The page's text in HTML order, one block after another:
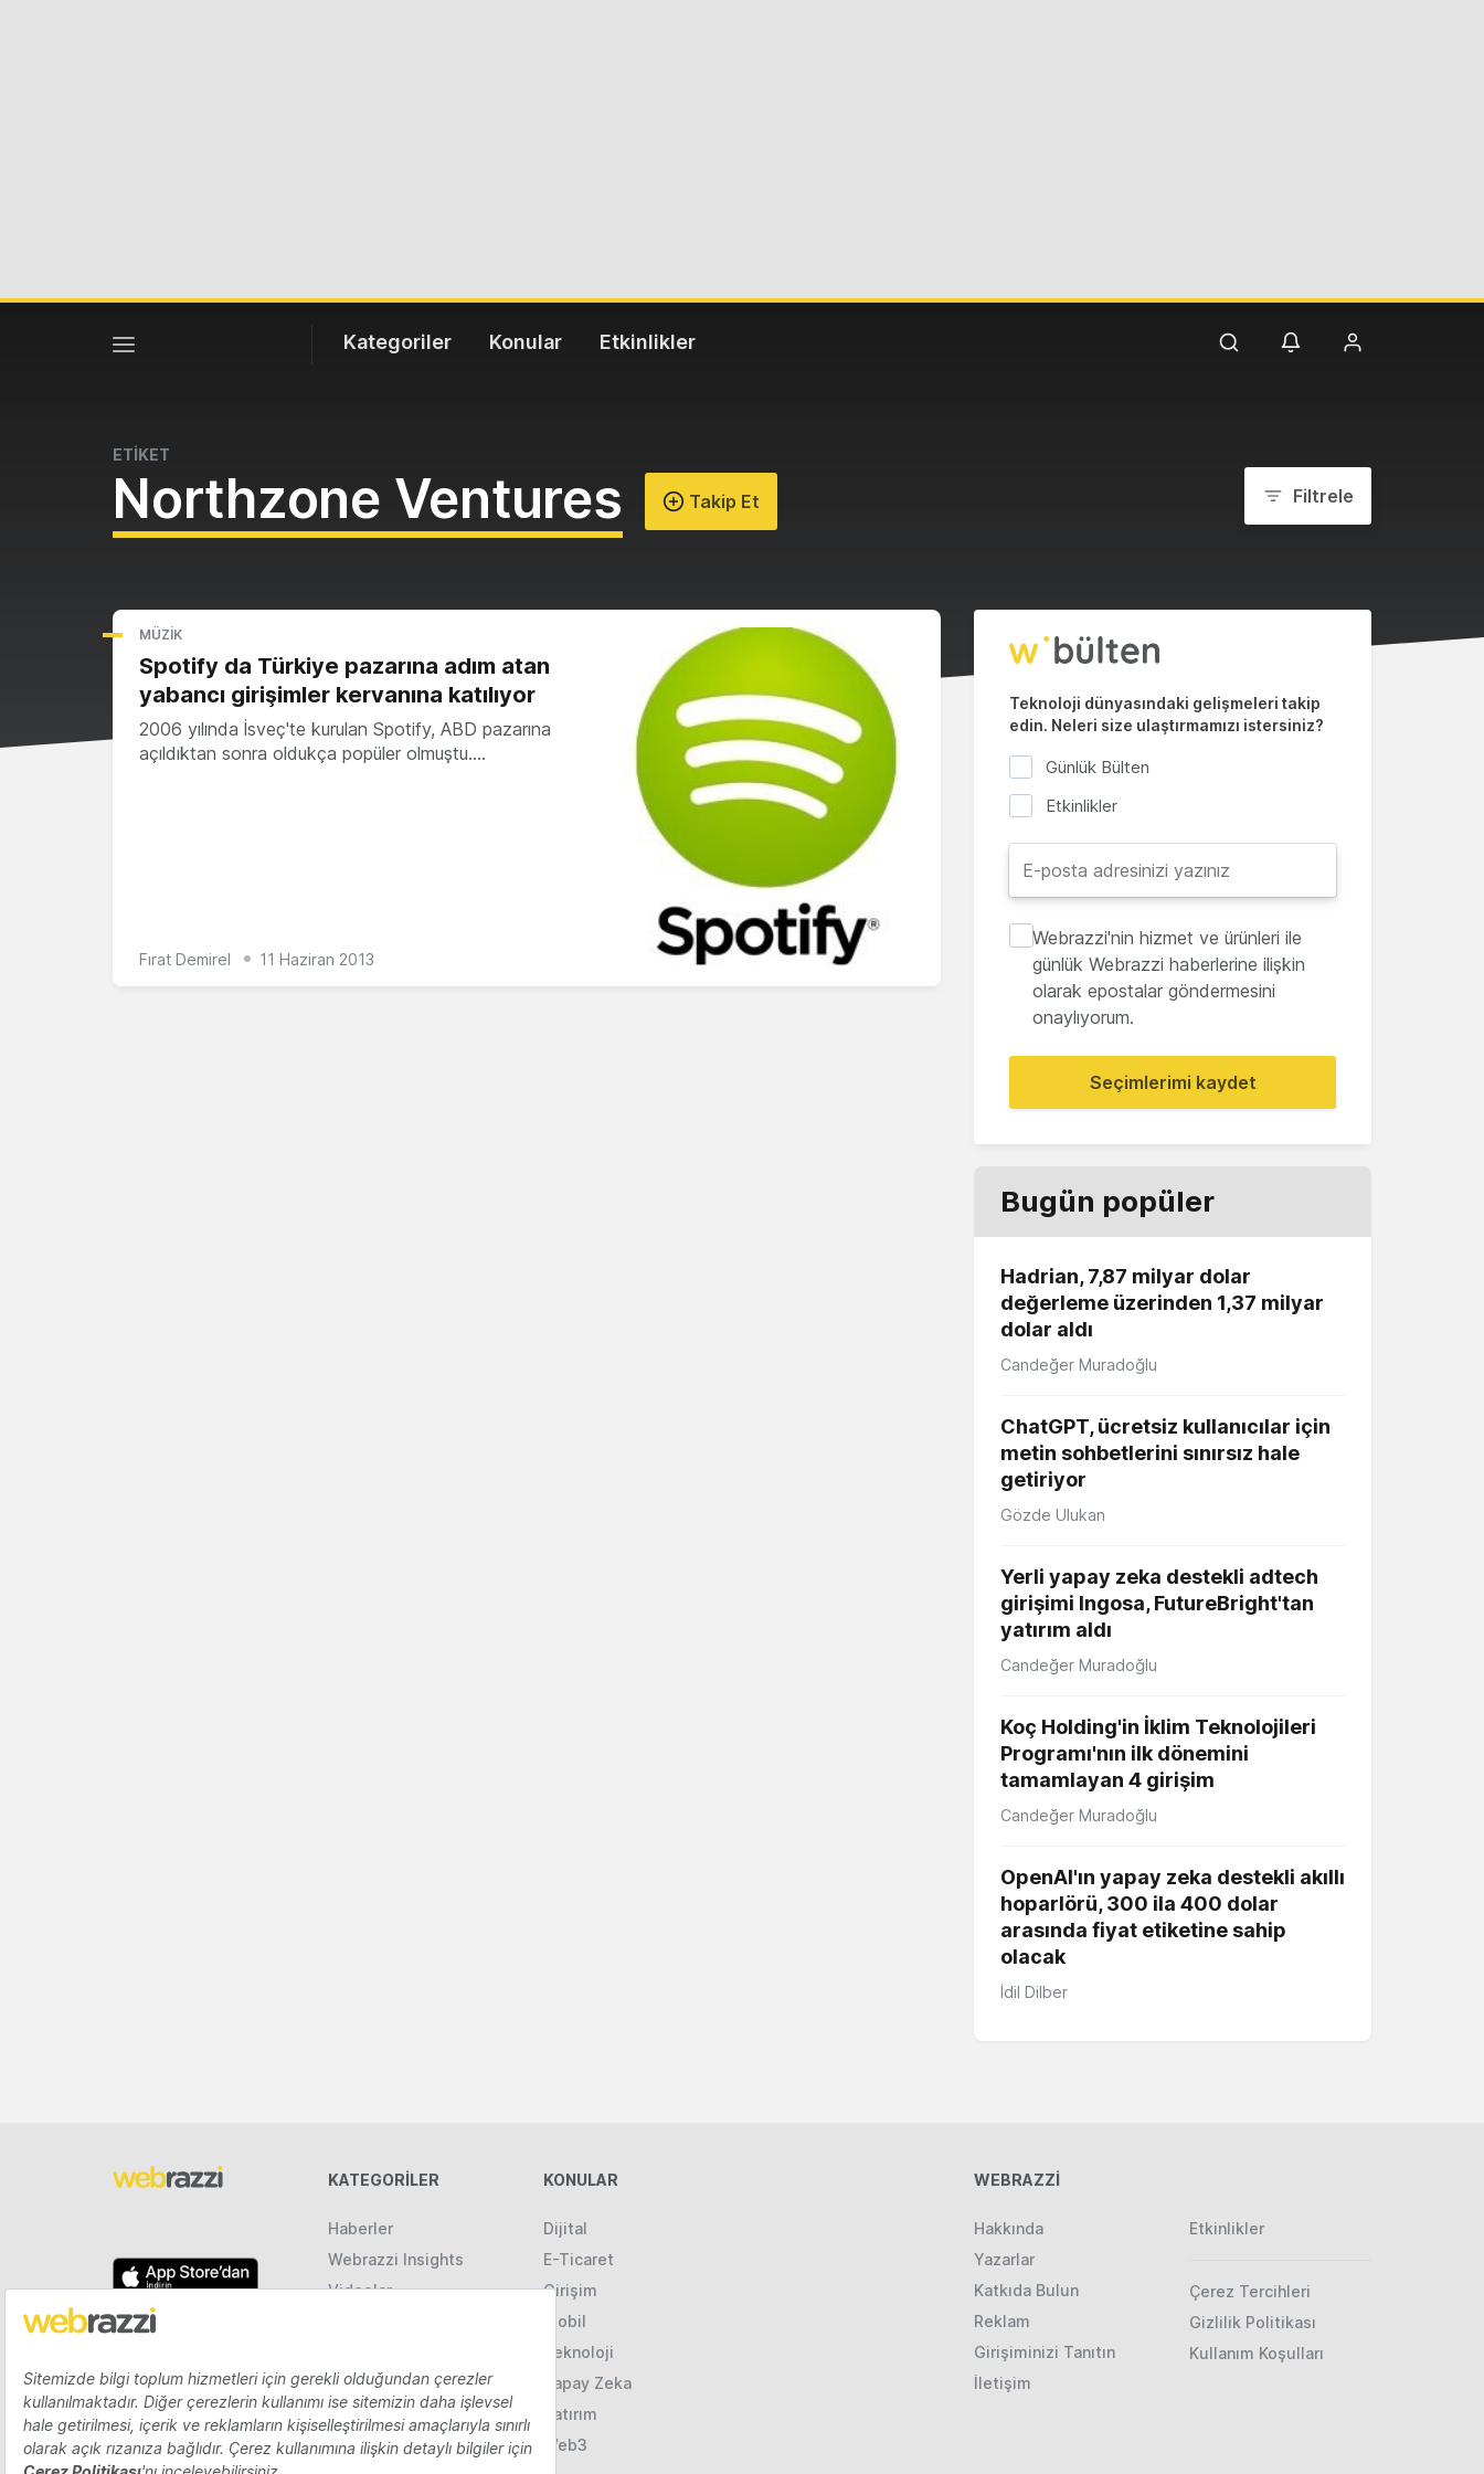
Kategoriler Konular Etkinlikler
ETİKET
Northzone Ventures Takip Et Filtrele
MÜZIK
Spotify da Türkiye pazarına adım atan
yabancı girişimler kervanına katılıyor
2006 yılında İsveç'te kurulan Spotify, ABD pazarına
açıldıktan sonra oldukça popüler olmuştu.…
Fırat Demirel 11 Haziran 2013
Teknoloji dünyasındaki gelişmeleri takip
edin. Neleri size ulaştırmamızı istersiniz?
Günlük Bülten
Etkinlikler
Webrazzi'nin hizmet ve ürünleri ile
günlük Webrazzi haberlerine ilişkin
olarak epostalar göndermesini
onaylıyorum.
Seçimlerimi kaydet
Bugün popüler
Hadrian, 7,87 milyar dolar
değerleme üzerinden 1,37 milyar
dolar aldı
Candeğer Muradoğlu
ChatGPT, ücretsiz kullanıcılar için
metin sohbetlerini sınırsız hale
getiriyor
Gözde Ulukan
Yerli yapay zeka destekli adtech
girişimi Ingosa, FutureBright'tan
yatırım aldı
Candeğer Muradoğlu
Koç Holding'in İklim Teknolojileri
Programı'nın ilk dönemini
tamamlayan 4 girişim
Candeğer Muradoğlu
OpenAI'ın yapay zeka destekli akıllı
hoparlörü, 300 ila 400 dolar
arasında fiyat etiketine sahip
olacak
İdil Dilber
KATEGORILER
Haberler
Webrazzi Insights
Videolar
KONULAR
Dijital
E-Ticaret
Girişim
Mobil
Teknoloji
Yapay Zeka
Yatırım
Web3
WEBRAZZİ
Hakkında
Yazarlar
Katkıda Bulun
Reklam
Girişiminizi Tanıtın
İletişim
Etkinlikler
Çerez Tercihleri
Gizlilik Politikası
Kullanım Koşulları